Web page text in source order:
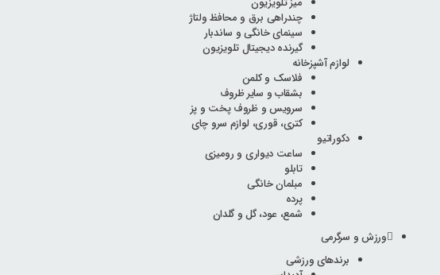
چندراهی برق و محافظ ولتاژ
سینمای خانگی و ساندبار
گیرنده دیجیتال تلویزیون
لوازم آشپزخانه
فلاسک و کلمن
بشقاب و سایر ظروف
سرویس و ظروف پخت و پز
کتری، قوری، لوازم سرو چای
دکوراتیو
ساعت دیواری و رومیزی
تابلو
مبلمان خانگی
پرده
شمع، عود، گل و گلدان
ورزش و سرگرمی
برندهای ورزشی